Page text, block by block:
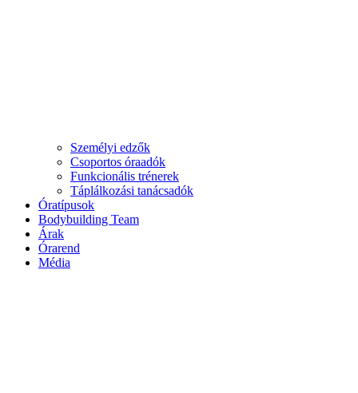
Személyi edzők
Csoportos óraadók
Funkcionális trénerek
Táplálkozási tanácsadók
Óratípusok
Bodybuilding Team
Árak
Órarend
Média